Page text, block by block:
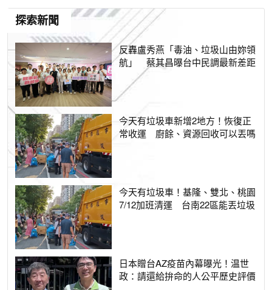
探索新聞
反轟盧秀燕「毒油、垃圾山由妳領
航」 蔡其昌曝台中民調最新差距
今天有垃圾車新增2地方！恢復正
常收運 廚餘、資源回收可以丟嗎
今天有垃圾車！基隆、雙北、桃園
7/12加班清運 台南22區能丟垃圾
日本贈台AZ疫苗內幕曝光！温世
政：請還給拚命的人公平歷史評價